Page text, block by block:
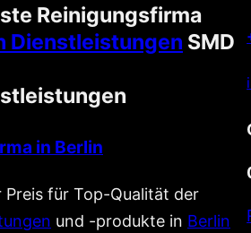
Reinigungsfirma
Dienstleistungen SMD
in Berlin
für Top-Qualität der
und -produkte in Berlin